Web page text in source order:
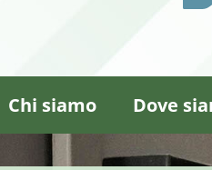
Chi siamo Dove